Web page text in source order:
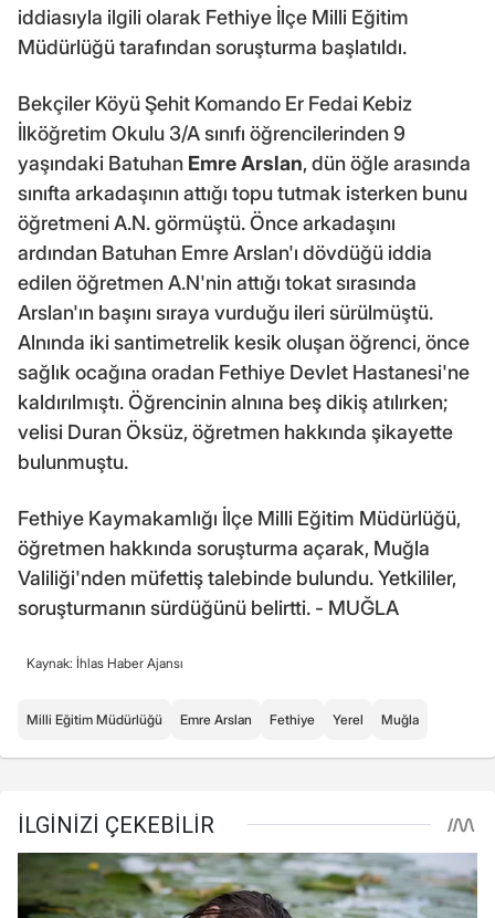
iddiasıyla ilgili olarak Fethiye İlçe Milli Eğitim
Müdürlüğü tarafından soruşturma başlatıldı.
Bekçiler Köyü Şehit Komando Er Fedai Kebiz
İlköğretim Okulu 3/A sınıfı öğrencilerinden 9
yaşındaki Batuhan Emre Arslan, dün öğle arasında
sınıfta arkadaşının attığı topu tutmak isterken bunu
öğretmeni A.N. görmüştü. Önce arkadaşını
ardından Batuhan Emre Arslan'ı dövdüğü iddia
edilen öğretmen A.N'nin attığı tokat sırasında
Arslan'ın başını sıraya vurduğu ileri sürülmüştü.
Alnında iki santimetrelik kesik oluşan öğrenci, önce
sağlık ocağına oradan Fethiye Devlet Hastanesi'ne
kaldırılmıştı. Öğrencinin alnına beş dikiş atılırken;
velisi Duran Öksüz, öğretmen hakkında şikayette
bulunmuştu.
Fethiye Kaymakamlığı İlçe Milli Eğitim Müdürlüğü,
öğretmen hakkında soruşturma açarak, Muğla
Valiliği'nden müfettiş talebinde bulundu. Yetkililer,
soruşturmanın sürdüğünü belirtti. - MUĞLA
Kaynak: İhlas Haber Ajansı
Milli Eğitim Müdürlüğü Emre Arslan Fethiye Yerel Muğla